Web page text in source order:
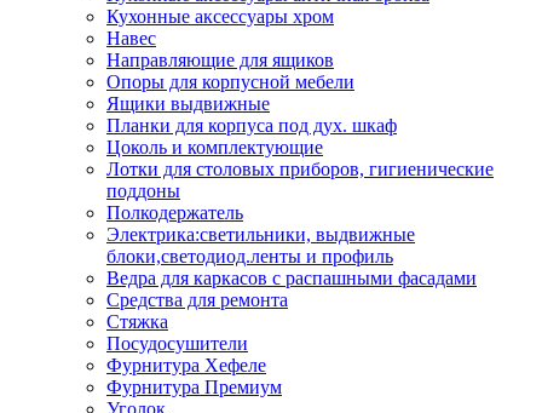
Кухонные аксессуары хром
Навес
Направляющие для ящиков
Опоры для корпусной мебели
Ящики выдвижные
Планки для корпуса под дух. шкаф
Цоколь и комплектующие
Лотки для столовых приборов, гигиенические
поддоны
Полкодержатель
Электрика:светильники, выдвижные
блоки,светодиод.ленты и профиль
Ведра для каркасов с распашными фасадами
Средства для ремонта
Стяжка
Посудосушители
Фурнитура Хефеле
Фурнитура Премиум
Уголок